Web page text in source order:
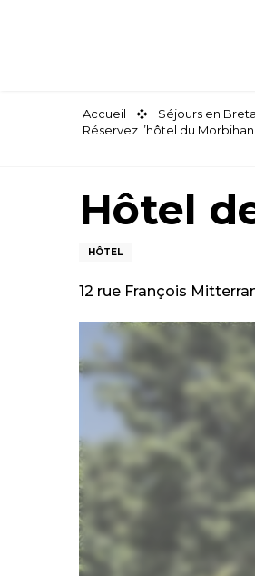
Accueil Séjours en
Réservez l’hôtel du
Hôtel
HÔTEL
12 rue François